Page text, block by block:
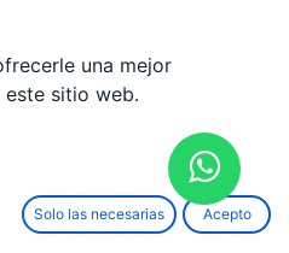
una mejor
este sitio web.
Solo las necesarias Acepto